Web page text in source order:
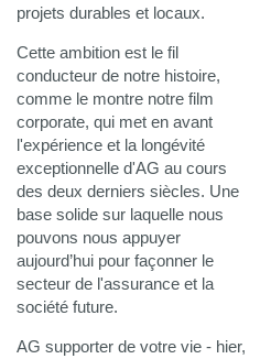
projets durables et locaux.
Cette ambition est le fil
conducteur de notre histoire,
comme le montre notre film
corporate, qui met en avant
l'expérience et la longévité
exceptionnelle d'AG au cours
des deux derniers siècles. Une
base solide sur laquelle nous
pouvons nous appuyer
aujourd’hui pour façonner le
secteur de l'assurance et la
société future.
AG supporter de votre vie - hier,